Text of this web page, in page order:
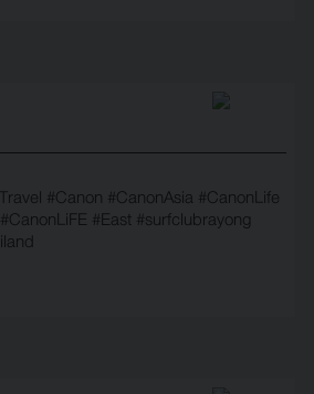
#Canon #CanonAsia #CanonLife
#CanonLiFE #East #surfclubrayong